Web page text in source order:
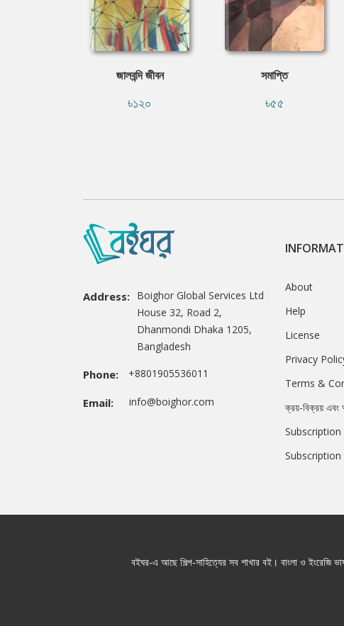
জালবন্দি জীবন
৳১২০
সমাপ্তি
৳৫৫
Address: Boighor Global Services Ltd
House 32, Road 2,
Dhanmondi Dhaka 1205,
Bangladesh
Phone: +8801905536011
Email: info@boighor.com
About
Help
License
Privacy
Terms &
ক্রয়-বিক্রয় এবং
বইঘর-এ আছে শিল্প-সাহিত্যের সব শাখার বই। বাংলা ও